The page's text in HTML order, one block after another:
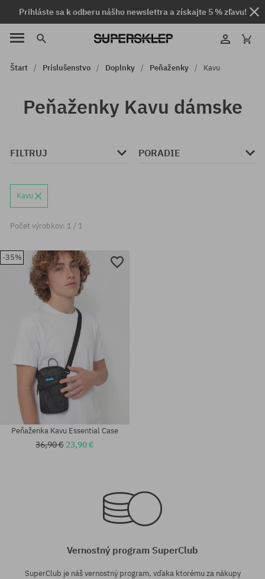
Prihláste sa k odberu nášho newslettra a získajte 5 % zľavu!
Štart Príslušenstvo Doplnky Peňaženky Kavu
Peňaženky Kavu dámske
FILTRUJ PORADIE
Kavu
Počet výrobkov: 1 / 1
-35%
Peňaženka Kavu Essential Case
36,90 € 23,90 €
Vernostný program SuperClub
SuperClub je náš vernostný program, vďaka ktorému za nákupy